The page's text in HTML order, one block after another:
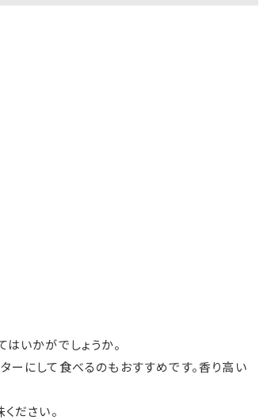
いかがでしょうか。
ーにして食べるのもおすすめです。香り高い
ださい。